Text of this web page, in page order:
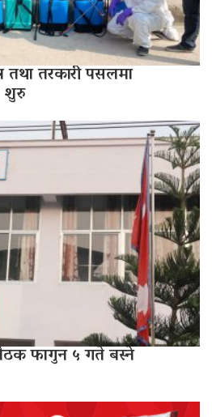
तथा तरकारी पसलमा
शुरु
फागुन ५ गते बस्ने